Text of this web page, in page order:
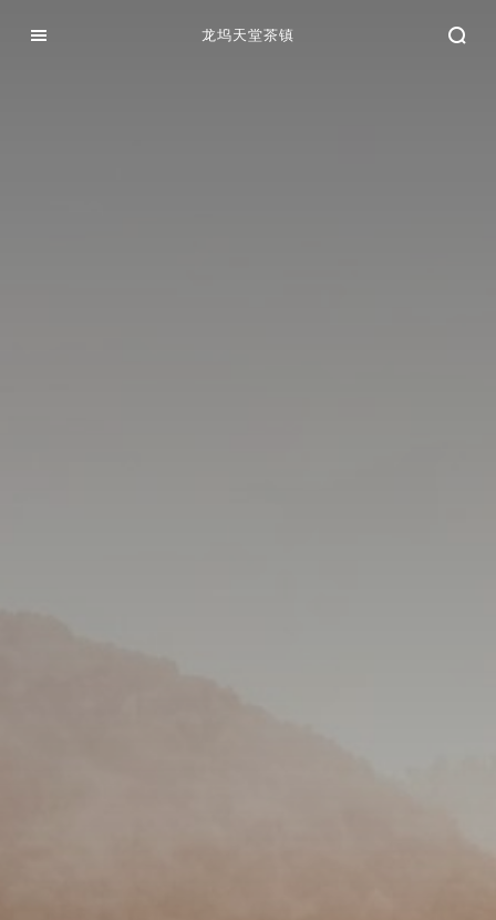
龙坞天堂茶镇